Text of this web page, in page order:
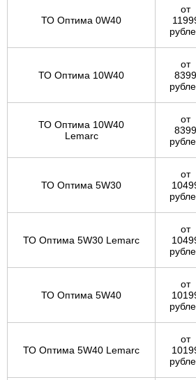
ТО Оптима 0W40
от
ТО Оптима 10W40
от
8399
ТО Оптима 10W40
Lemarc
от
8399
ТО Оптима 5W30
от
ТО Оптима 5W30 Lemarc
от
ТО Оптима 5W40
от
ТО Оптима 5W40 Lemarc
от